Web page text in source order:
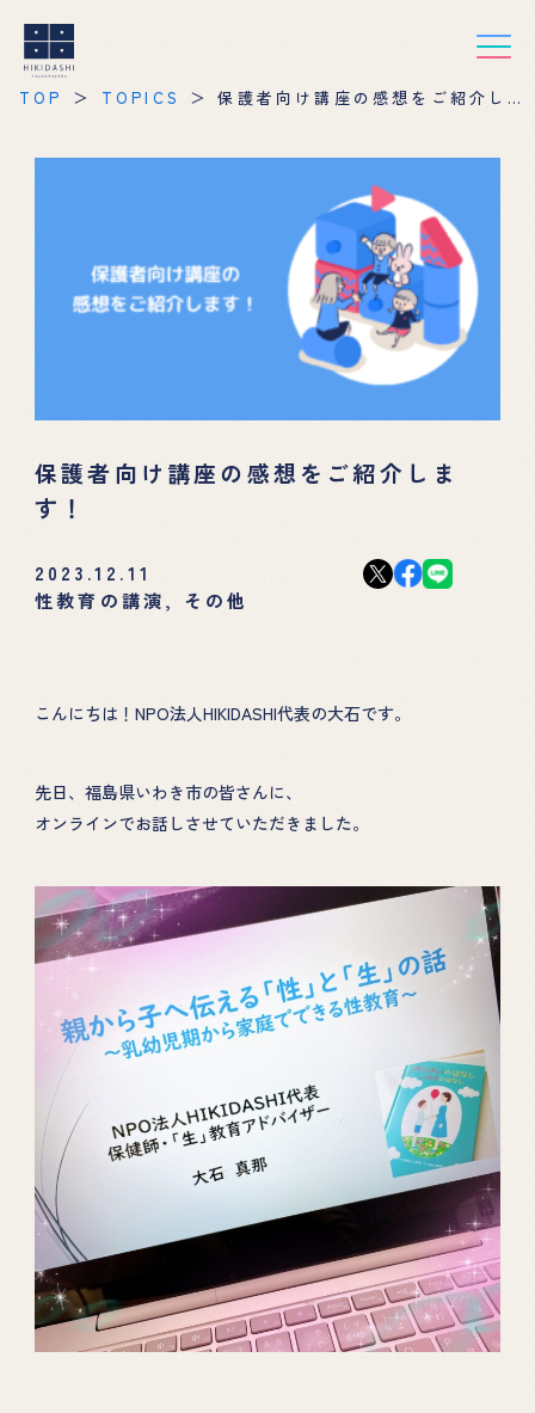
TOP TOPICS
保護者向け講座の感想をご紹介しま
保護者向け講座の感想をご紹介しま
す！
2023.12.11
性教育の講演, その他
こんにちは！NPO法人HIKIDASHI代表の大石です。
先日、福島県いわき市の皆さんに、
オンラインでお話しさせていただきました。